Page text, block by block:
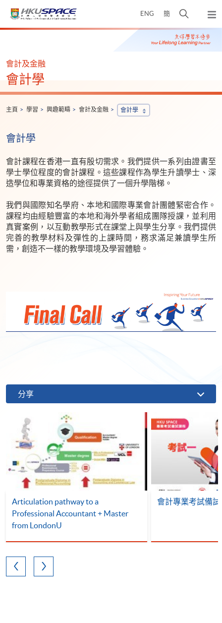
ENG 簡
開
搜
尋
彈
出
主
Main
會計及金融
會計學
主頁 學習 興趣範疇 會計及金融 會計學
會計學
會計課程在香港一直有殷切需求。我們提供一系列由證書至
學士學位程度的會計課程。這些課程作為學生升讀學士、深
造學位和專業資格的途徑提供了一個升學階梯。
我們與國際知名學府、本地和國際專業會計團體緊密合作。
課程均由經驗豐富的本地和海外學者組成團隊授課，並利用
真實案例，以互動教學形式在課堂上與學生分享。我們提供
完善的教學材料及彈性的上課時間，務求滿足兼讀學生所
需，創造不一樣的教學環境及學習體驗。
分享
Articulation pathway to a
Professional Accountant + Master
from LondonU
會計專業考試備